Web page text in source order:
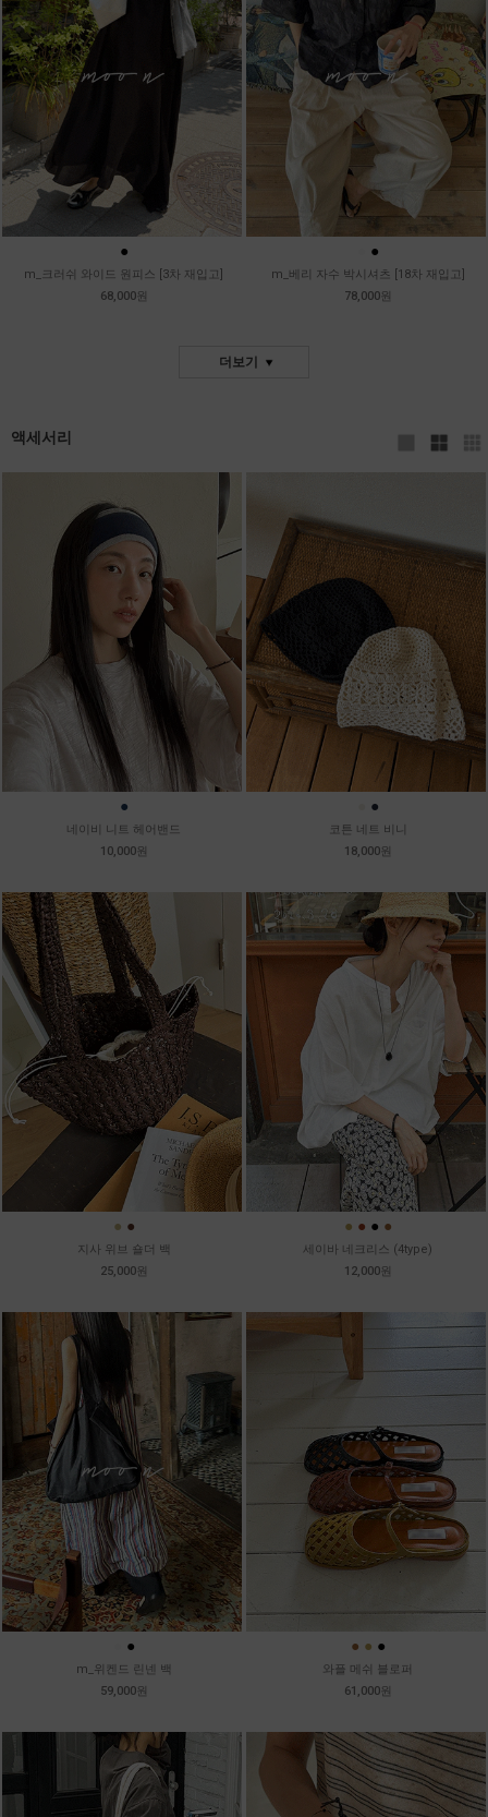
●
m_크러쉬 와이드 원피스 [3차 재입고]
68,000원
●
m_베리 자수 박시셔츠 [18차 재입고]
78,000원
더보기
액세서리
●
네이비 니트 헤어밴드
10,000원
●
코튼 네트 비니
18,000원
● ●
지사 위브 숄더 백
25,000원
● ● ● ●
세이바 네크리스 (4type)
12,000원
●
m_위켄드 린넨 백
59,000원
● ● ●
와플 메쉬 블로퍼
61,000원